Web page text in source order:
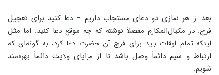
بعد از هر نمازى دو دعاى مستجاب داریم – دعا کنید براى تعجیل
فرج. در مکیال‌‌المکارم مفصلاً نوشته که چه موقع دعا کنید. اما مثل
اینکه تمام اوقات باید براى فرج آن حضرت دعا کرد، به گونه‌‌اى که
ارتباط و سیم دائماً وصل باشد تا از مزایاى ولایت دائماً بهره‌‌مند
شویم.